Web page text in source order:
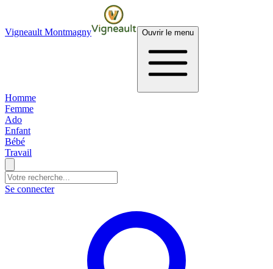
Vigneault Montmagny Ouvrir le menu
Homme
Femme
Ado
Enfant
Bébé
Travail
Se connecter